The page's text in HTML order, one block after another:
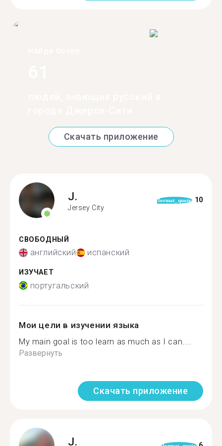
Скачать приложение
J.
Jersey City
format_quote 10
СВОБОДНЫЙ
английский испанский
ИЗУЧАЕТ
португальский
Мои цели в изучении языка
My main goal is too learn as much as I can....
Развернуть
Скачать приложение
J.